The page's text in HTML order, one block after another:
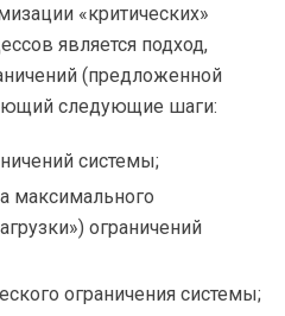
«критических»
является подход,
(предложенной
следующие шаги:
системы;
максимального
ограничений
ограничения системы;